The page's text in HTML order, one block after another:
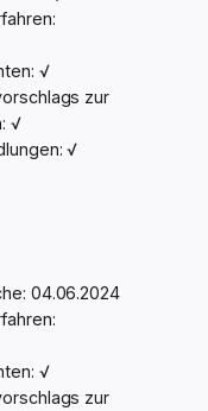
√
zur
√
√
04.06.2024
√
zur